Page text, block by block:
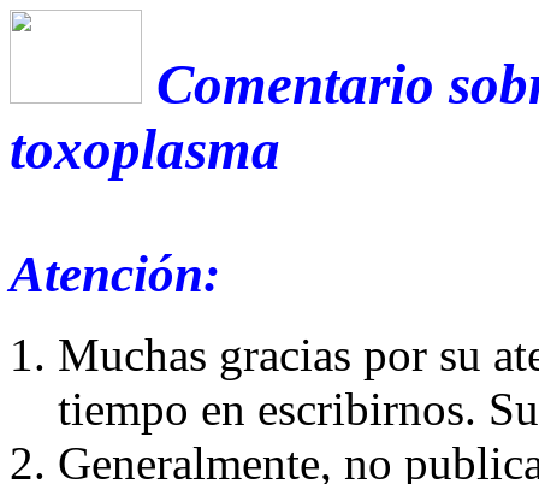
Comentario
toxoplasma
Atención:
Muchas gracias por su
tiempo en escribirnos.
Generalmente, no